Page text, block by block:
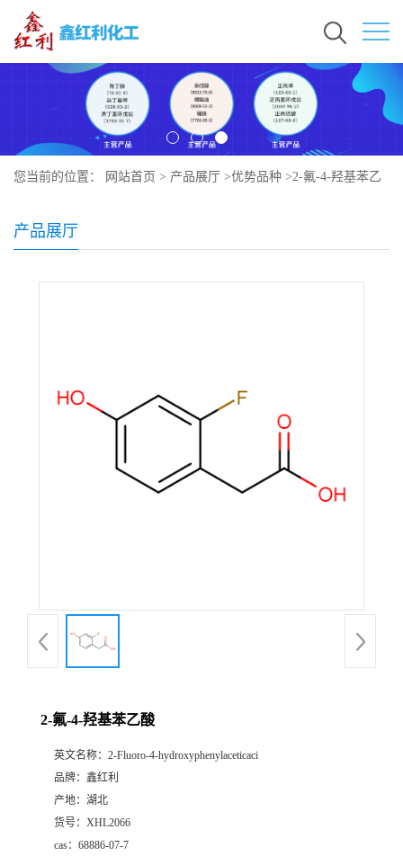
您当前的位置： 网站首页 > 产品展厅 >优势品种 >2-氟-4-羟基苯乙
产品展厅
2-氟-4-羟基苯乙酸
英文名称： 2-Fluoro-4-hydroxyphenylaceticaci
品牌： 鑫红利
产地： 湖北
货号： XHL2066
cas： 68886-07-7